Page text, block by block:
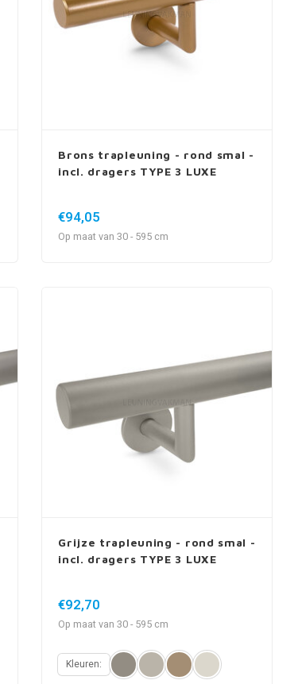
Brons trapleuning - rond smal -
incl. dragers TYPE 3 LUXE
€94,05
Op maat van 30 - 595 cm
Grijze trapleuning - rond smal -
incl. dragers TYPE 3 LUXE
€92,70
Op maat van 30 - 595 cm
Kleuren: